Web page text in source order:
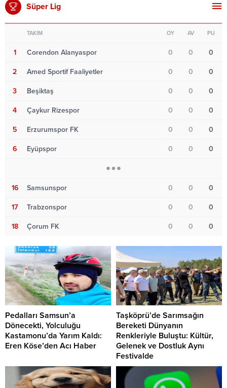
Süper Lig
TAKIM OY AV PU
1 Corendon Alanyaspor 0 0 0
2 Amed Sportif Faaliyetler 0 0 0
3 Beşiktaş 0 0 0
4 Çaykur Rizespor 0 0 0
5 Erzurumspor FK 0 0 0
6 Eyüpspor 0 0 0
16 Samsunspor 0 0 0
17 Trabzonspor 0 0 0
18 Çorum FK 0 0 0
Pedalları Samsun’a
Dönecekti, Yolculuğu
Kastamonu’da Yarım Kaldı:
Eren Köse’den Acı Haber
Taşköprü’de Sarımsağın
Bereketi Dünyanın
Renkleriyle Buluştu: Kültür,
Gelenek ve Dostluk Aynı
Festivalde